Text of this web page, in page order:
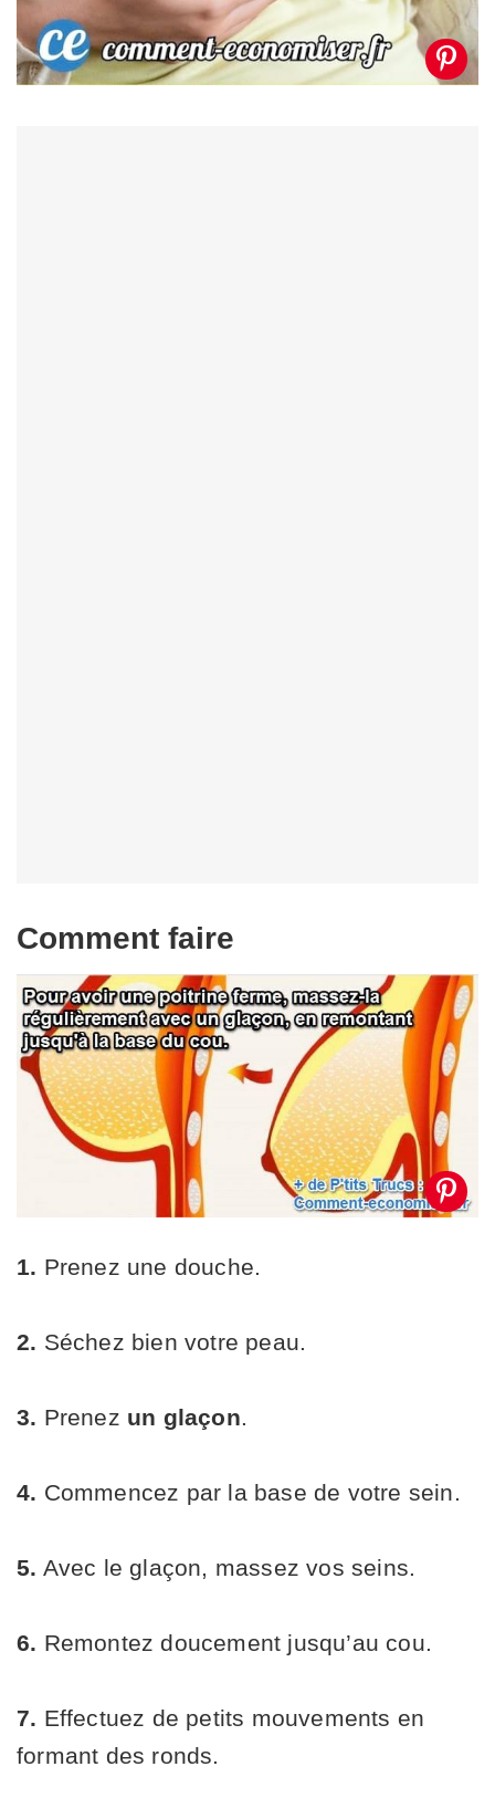
Comment faire
1. Prenez une douche.
2. Séchez bien votre peau.
3. Prenez un glaçon.
4. Commencez par la base de votre sein.
5. Avec le glaçon, massez vos seins.
6. Remontez doucement jusqu’au cou.
7. Effectuez de petits mouvements en
formant des ronds.